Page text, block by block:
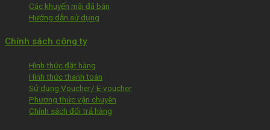
Các khuyến mãi đã bán
Hướng dẫn sử dụng
Chính sách công ty
Hình thức đặt hàng
Hình thức thanh toán
Sử dụng Voucher/ E-voucher
Phương thức vận chuyên
Chính sách đổi trả hàng